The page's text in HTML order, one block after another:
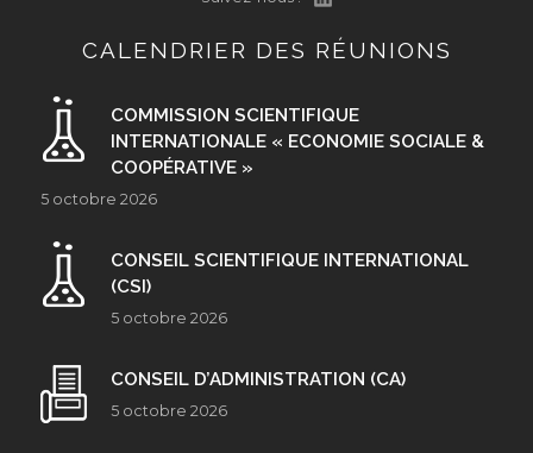
CALENDRIER DES RÉUNIONS
COMMISSION SCIENTIFIQUE
INTERNATIONALE « ECONOMIE SOCIALE &
COOPÉRATIVE »
5 octobre 2026
CONSEIL SCIENTIFIQUE INTERNATIONAL
(CSI)
5 octobre 2026
CONSEIL D’ADMINISTRATION (CA)
5 octobre 2026